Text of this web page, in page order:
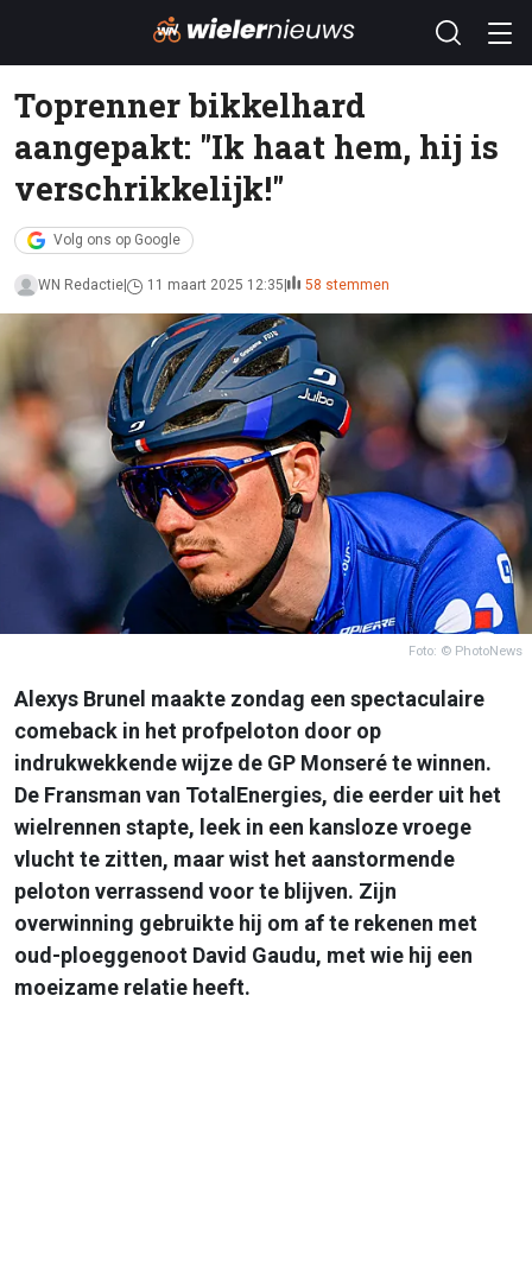
Toprenner bikkelhard
aangepakt: "Ik haat hem, hij is
verschrikkelijk!"
Volg ons op Google
WN Redactie 11 maart 2025 12:35 58 stemmen
Foto: © PhotoNews
Alexys Brunel maakte zondag een spectaculaire
comeback in het profpeloton door op
indrukwekkende wijze de GP Monseré te winnen.
De Fransman van TotalEnergies, die eerder uit het
wielrennen stapte, leek in een kansloze vroege
vlucht te zitten, maar wist het aanstormende
peloton verrassend voor te blijven. Zijn
overwinning gebruikte hij om af te rekenen met
oud-ploeggenoot David Gaudu, met wie hij een
moeizame relatie heeft.